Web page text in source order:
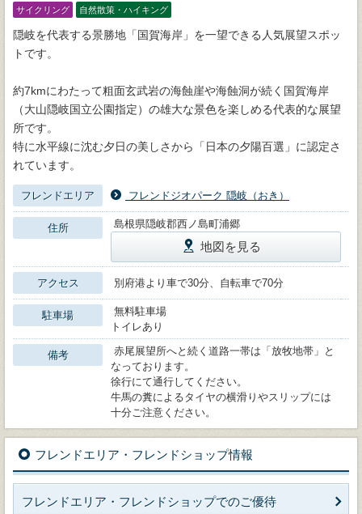
サイクリング 自然散策・ハイキング
隠岐を代表する景勝地「国賀海岸」を一望できる人気展望スポッ
トです。
約7kmにわたって粗面玄武岩の海蝕崖や海蝕洞が続く国賀海岸
（大山隠岐国立公園指定）の雄大な景色を楽しめる代表的な展望
所です。
特に水平線に沈む夕日の美しさから「日本の夕陽百選」に認定さ
れています。
フレンドエリア フレンドジオパーク 隠岐（おき）
住所 島根県隠岐郡西ノ島町浦郷
地図を見る
アクセス 別府港より車で30分、自転車で70分
駐車場
無料駐車場
トイレあり
備考
赤尾展望所へと続く道路一帯は「放牧地帯」と
なっております。
徐行にて通行してください。
牛馬の糞によるタイヤの横滑りやスリップには
十分ご注意ください。
フレンドエリア・フレンドショップ情報
フレンドエリア・フレンドショップでのご優待